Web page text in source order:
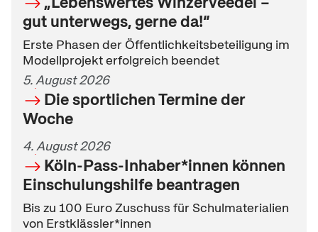
gut unterwegs, gerne da!“
Erste Phasen der Öffentlichkeitsbeteiligung im
Modellprojekt erfolgreich beendet
5. August 2026
Die sportlichen Termine der
Woche
4. August 2026
Köln-Pass-Inhaber*innen können
Einschulungshilfe beantragen
Bis zu 100 Euro Zuschuss für Schulmaterialien
von Erstklässler*innen